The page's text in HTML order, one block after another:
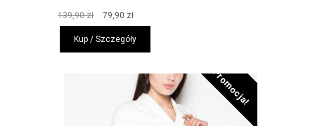
139,90zł
Pierwotna
cena
wynosiła:
139,90 zł.
79,90 złAktualna
cena
wynosi:
79,90 zł.
Kup / Szczegóły
Promocja!